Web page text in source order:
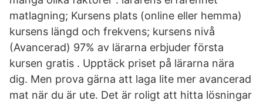
matlagning; Kursens plats (online eller hemma)
kursens längd och frekvens; kursens nivå
(Avancerad) 97% av lärarna erbjuder första
kursen gratis . Upptäck priset på lärarna nära
dig. Men prova gärna att laga lite mer avancerad
mat när du är ute. Det är roligt att hitta lösningar